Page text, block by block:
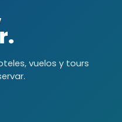
vuelos y tours